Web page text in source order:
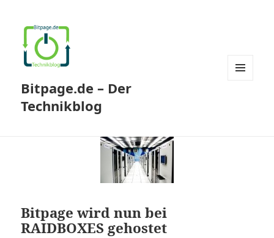
Bitpage.de – Der
Technikblog
Bitpage wird nun bei
RAIDBOXES gehostet